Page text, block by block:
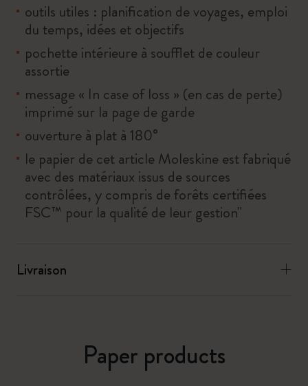
outils utiles : planification de voyages, emploi
du temps, idées et objectifs
pochette intérieure à soufflet de couleur
assortie
message « In case of loss » (en cas de perte)
imprimé sur la page de garde
ouverture à plat à 180°
le papier de cet article Moleskine est fabriqué
avec des matériaux issus de sources
contrôlées, y compris de forêts certifiées
FSC™ pour la qualité de leur gestion"
Livraison
Paper products